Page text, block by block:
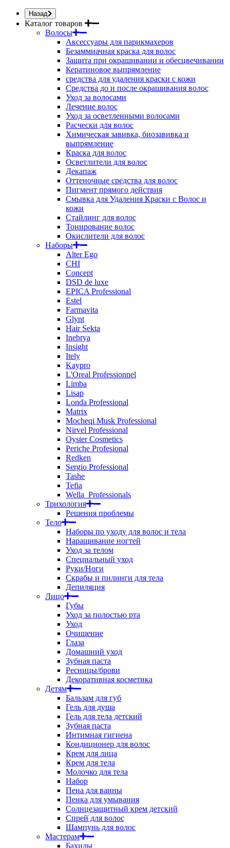
Назад
Каталог товаров
Волосы
Аксессуары для парикмахеров
Безаммиачная краска для волос
Защита при окрашивании и обесцвечивании
Кератиновое выпрямление
средства для удаления краски с кожи
Средства до и после окрашивания волос
Уход за волосами
Лечение волос
Уход за осветленными волосами
Расчески для волос
Химическая завивка, биозавивка и
выпрямление
Краска для волос
Осветлители для волос
Декапаж
Оттеночные средства для волос
Пигмент прямого действия
Смывка для Удаления Краски с Волос и
кожи
Стайлинг для волос
Тонирование волос
Окислители для волос
Наборы
Alter Ego
CHI
Concept
DSD de luxe
EPICA Professional
Estel
Farmavita
Glynt
Hair Sekta
Inebrya
Insight
Itely
Kaypro
L'Oreal Professionnel
Limba
Lisap
Londa Professional
Matrix
Mocheqi Musk Professional
Nirvel Professional
Oyster Cosmetics
Periche Profesional
Redken
Sergio Professional
Tashe
Tefia
Wella_Professionals
Трихология
Решения проблемы
Тело
Наборы по уходу для волос и тела
Наращивание ногтей
Уход за телом
Специальный уход
Руки/Ноги
Скрабы и пилинги для тела
Депиляция
Лицо
Губы
Уход за полостью рта
Уход
Очищение
Глаза
Домашний уход
Зубная паста
Ресницы/брови
Декоративная косметика
Детям
Бальзам для губ
Гель для душа
Гель для тела детский
Зубная паста
Интимная гигиена
Кондиционер для волос
Крем для лица
Крем для тела
Молочко для тела
Набор
Пена для ванны
Пенка для умывания
Солнцезащитный крем детский
Спрей для волос
Шампунь для волос
Мастерам
Бахилы